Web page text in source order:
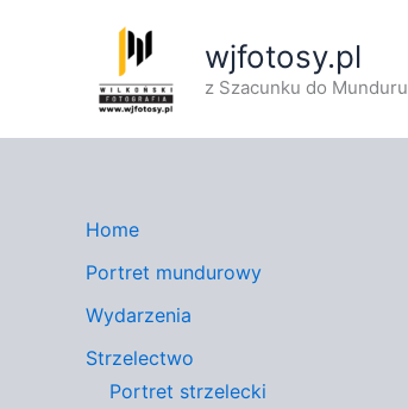
wjfotosy.pl
z Szacunku do Munduru
Home
Portret mundurowy
Wydarzenia
Strzelectwo
Portret strzelecki